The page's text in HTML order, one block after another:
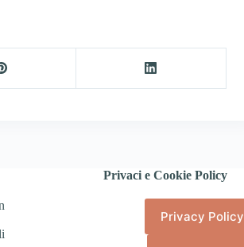
Privaci e Cookie Policy
Privacy Policy